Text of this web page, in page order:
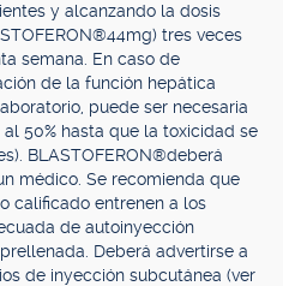
y alcanzando la dosis
tres veces
semana. En caso de
de la función hepática
puede ser necesaria
50% hasta que la toxicidad se
BLASTOFERON®deberá
médico. Se recomienda que
calificado entrenen a los
de autoinyección
Deberá advertirse a
de inyección subcutánea (ver